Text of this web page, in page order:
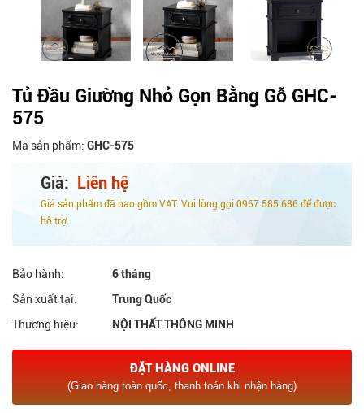
Tủ Đầu Giường Nhỏ Gọn Bằng Gỗ GHC-
575
Mã sản phẩm: GHC-575
Giá: Liên hệ
Giá sản phẩm đã bao gồm VAT. Vui lòng gọi 0967 585 686 để được
hỗ trợ.
Bảo hành:
6 tháng
Sản xuất tại:
Trung Quốc
Thương hiệu:
NỘI THẤT THÔNG MINH
ĐẶT HÀNG ONLINE
(Giao hàng toàn quốc, thanh toán khi nhận hàng)